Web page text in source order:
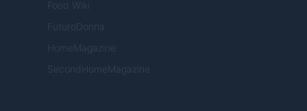
Food Wiki
FuturoDonna
HomeMagazine
SecondHomeMagazine